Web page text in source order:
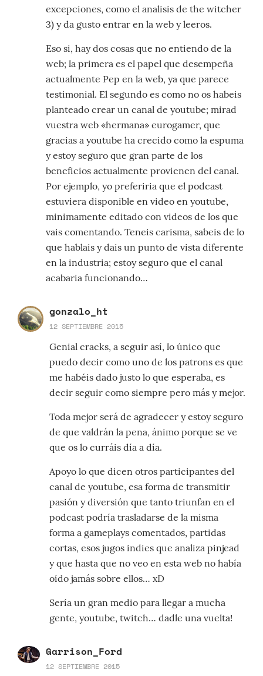
excepciones, como el analisis de the witcher
3) y da gusto entrar en la web y leeros.
Eso si, hay dos cosas que no entiendo de la
web; la primera es el papel que desempeña
actualmente Pep en la web, ya que parece
testimonial. El segundo es como no os habeis
planteado crear un canal de youtube; mirad
vuestra web «hermana» eurogamer, que
gracias a youtube ha crecido como la espuma
y estoy seguro que gran parte de los
beneficios actualmente provienen del canal.
Por ejemplo, yo preferiria que el podcast
estuviera disponible en video en youtube,
minimamente editado con videos de los que
vais comentando. Teneis carisma, sabeis de lo
que hablais y dais un punto de vista diferente
en la industria; estoy seguro que el canal
acabaria funcionando…
gonzalo_ht
12 SEPTIEMBRE 2015
Genial cracks, a seguir así, lo único que
puedo decir como uno de los patrons es que
me habéis dado justo lo que esperaba, es
decir seguir como siempre pero más y mejor.
Toda mejor será de agradecer y estoy seguro
de que valdrán la pena, ánimo porque se ve
que os lo curráis día a día.
Apoyo lo que dicen otros participantes del
canal de youtube, esa forma de transmitir
pasión y diversión que tanto triunfan en el
podcast podría trasladarse de la misma
forma a gameplays comentados, partidas
cortas, esos jugos indies que analiza pinjead
y que hasta que no veo en esta web no había
oído jamás sobre ellos… xD
Sería un gran medio para llegar a mucha
gente, youtube, twitch… dadle una vuelta!
Garrison_Ford
12 SEPTIEMBRE 2015